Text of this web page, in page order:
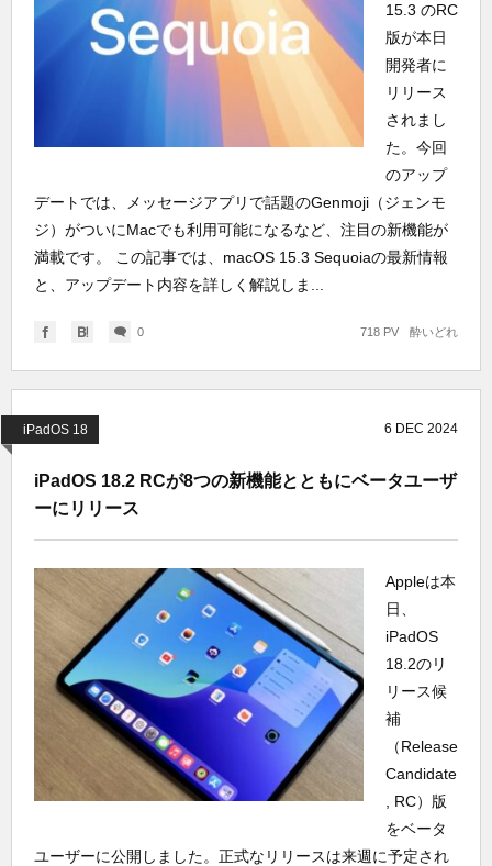
15.3 のRC
版が本日
開発者に
リリース
されまし
た。今回
のアップ
デートでは、メッセージアプリで話題のGenmoji（ジェンモ
ジ）がついにMacでも利用可能になるなど、注目の新機能が
満載です。 この記事では、macOS 15.3 Sequoiaの最新情報
と、アップデート内容を詳しく解説しま...
0 酔いどれ
718 PV
iPadOS 18 6 DEC 2024
iPadOS 18.2 RCが8つの新機能とともにベータユーザ
ーにリリース
Appleは本
日、
iPadOS
18.2のリ
リース候
補
（Release
Candidate
, RC）版
をベータ
ユーザーに公開しました。正式なリリースは来週に予定され